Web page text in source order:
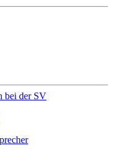
bei der SV